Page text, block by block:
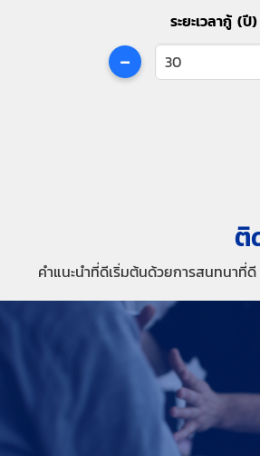
ระยะเวลากู้ (ปี)
-
ติ
คำแนะนำที่ดีเริ่มต้นด้วยการสนทนาที่